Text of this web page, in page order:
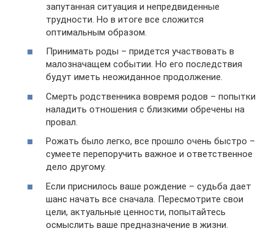
запутанная ситуация и непредвиденные
трудности. Но в итоге все сложится
оптимальным образом.
Принимать роды – придется участвовать в
малозначащем событии. Но его последствия
будут иметь неожиданное продолжение.
Смерть родственника вовремя родов – попытки
наладить отношения с близкими обречены на
провал.
Рожать было легко, все прошло очень быстро –
сумеете перепоручить важное и ответственное
дело другому.
Если приснилось ваше рождение – судьба дает
шанс начать все сначала. Пересмотрите свои
цели, актуальные ценности, попытайтесь
осмыслить ваше предназначение в жизни.